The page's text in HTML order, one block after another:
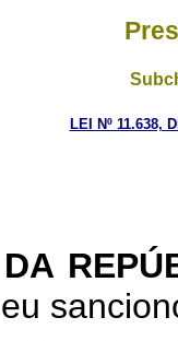
LEI Nº 11.638,